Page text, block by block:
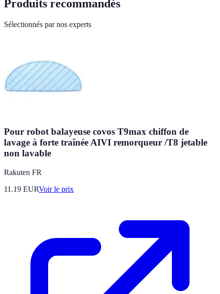
Produits recommandés
Sélectionnés par nos experts
Pour robot balayeuse covos T9max chiffon de
lavage à forte traînée AIVI remorqueur /T8 jetable
non lavable
Rakuten FR
11.19 EURVoir le prix